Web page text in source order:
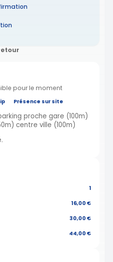
pour le moment
Présence sur site
proche gare (100m)
centre ville (100m)
1
16,00 €
30,00 €
44,00 €